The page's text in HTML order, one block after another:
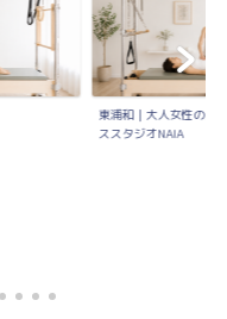
東浦和｜大人女性のた
ススタジオNAIA